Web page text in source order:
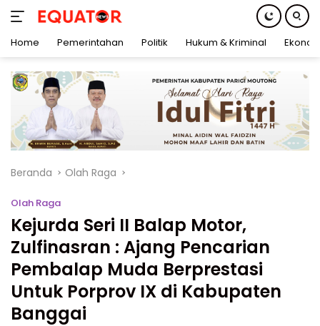
konten
Home Pemerintahan Politik Hukum & Kriminal
Beranda Olah Raga
Olah Raga
Kejurda Seri II Balap Motor,
Zulfinasran : Ajang Pencarian
Pembalap Muda Berprestasi
Untuk Porprov IX di Kabupaten
Banggai